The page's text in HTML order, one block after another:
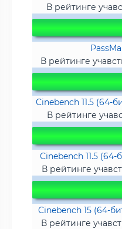
В рейтинге
В рейтинге
Cinebench 11.5 (64-
В рейтинге
Cinebench 11.5
В рейтинге
Cinebench 15 (64-
В рейтинге